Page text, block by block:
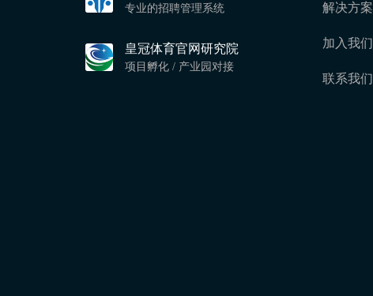
专业的招聘管理系统
皇冠体育官网研究院
项目孵化 / 产业园对接
解决方案
加入我们
联系我们